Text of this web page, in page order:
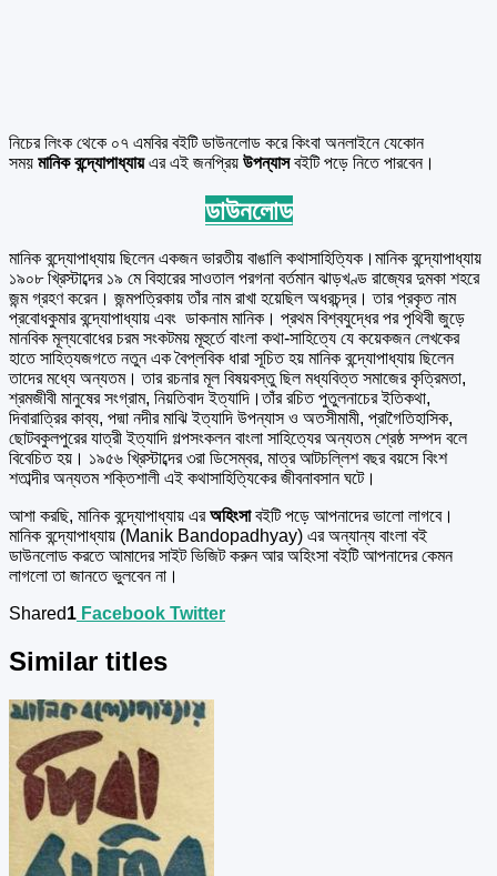
নিচের লিংক থেকে ০৭ এমবির বইটি ডাউনলোড করে কিংবা অনলাইনে যেকোন
সময় মানিক বন্দ্যোপাধ্যায়এর এই জনপ্রিয় উপন্যাসবইটি পড়ে নিতে পারবেন।
ডাউনলোড
মানিক বন্দ্যোপাধ্যায় ছিলেন একজন ভারতীয় বাঙালি কথাসাহিত্যিক।মানিক বন্দ্যোপাধ্যায়
১৯০৮ খ্রিস্টাব্দের ১৯ মে বিহারের সাওতাল পরগনা বর্তমান ঝাড়খণ্ড রাজ্যের দুমকা শহরে
জন্ম গ্রহণ করেন। জন্মপত্রিকায় তাঁর নাম রাখা হয়েছিল অধরচন্দ্র। তার প্রকৃত নাম
প্রবোধকুমার বন্দ্যোপাধ্যায় এবং ডাকনাম মানিক। প্রথম বিশ্বযুদ্ধের পর পৃথিবী জুড়ে
মানবিক মূল্যবোধের চরম সংকটময় মূহুর্তে বাংলা কথা-সাহিত্যে যে কয়েকজন লেখকের
হাতে সাহিত্যজগতে নতুন এক বৈপ্লবিক ধারা সূচিত হয় মানিক বন্দ্যোপাধ্যায় ছিলেন
তাদের মধ্যে অন্যতম। তার রচনার মূল বিষয়বস্তু ছিল মধ্যবিত্ত সমাজের কৃত্রিমতা,
শ্রমজীবী মানুষের সংগ্রাম, নিয়তিবাদ ইত্যাদি।তাঁর রচিত পুতুলনাচের ইতিকথা,
দিবারাত্রির কাব্য, পদ্মা নদীর মাঝি ইত্যাদি উপন্যাস ও অতসীমামী, প্রাগৈতিহাসিক,
ছোটবকুলপুরের যাত্রী ইত্যাদি গল্পসংকলন বাংলা সাহিত্যের অন্যতম শ্রেষ্ঠ সম্পদ বলে
বিবেচিত হয়। ১৯৫৬ খ্রিস্টাব্দের ৩রা ডিসেম্বর, মাত্র আটচল্লিশ বছর বয়সে বিংশ
শতাব্দীর অন্যতম শক্তিশালী এই কথাসাহিত্যিকের জীবনাবসান ঘটে।
আশা করছি, মানিক বন্দ্যোপাধ্যায় এরঅহিংসাবইটি পড়ে আপনাদের ভালো লাগবে।
মানিক বন্দ্যোপাধ্যায় (Manik Bandopadhyay) এর অন্যান্য বাংলা বই
ডাউনলোড করতে আমাদের সাইট ভিজিট করুন আর অহিংসা বইটি আপনাদের কেমন
লাগলো তা জানতে ভুলবেন না।
Shared1 Facebook Twitter
Similar titles